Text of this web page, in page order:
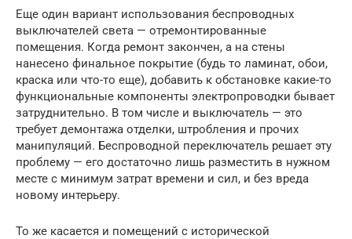
Еще один вариант использования беспроводных
выключателей света — отремонтированные
помещения. Когда ремонт закончен, а на стены
нанесено финальное покрытие (будь то ламинат, обои,
краска или что-то еще), добавить к обстановке какие-то
функциональные компоненты электропроводки бывает
затруднительно. В том числе и выключатель — это
требует демонтажа отделки, штробления и прочих
манипуляций. Беспроводной переключатель решает эту
проблему — его достаточно лишь разместить в нужном
месте с минимум затрат времени и сил, и без вреда
новому интерьеру.
То же касается и помещений с исторической